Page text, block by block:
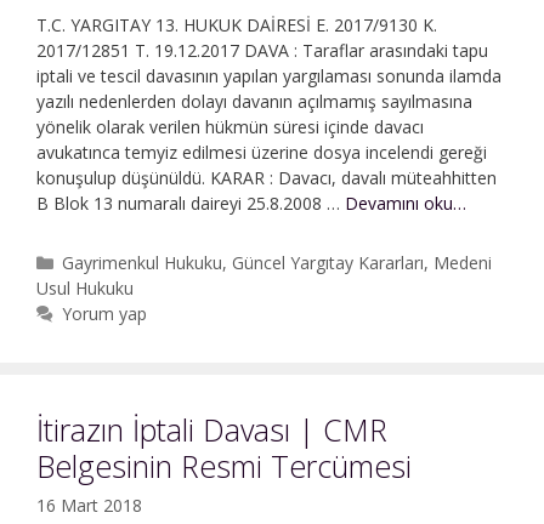
T.C. YARGITAY 13. HUKUK DAİRESİ E. 2017/9130 K.
2017/12851 T. 19.12.2017 DAVA : Taraflar arasındaki tapu
iptali ve tescil davasının yapılan yargılaması sonunda ilamda
yazılı nedenlerden dolayı davanın açılmamış sayılmasına
yönelik olarak verilen hükmün süresi içinde davacı
avukatınca temyiz edilmesi üzerine dosya incelendi gereği
konuşulup düşünüldü. KARAR : Davacı, davalı müteahhitten
B Blok 13 numaralı daireyi 25.8.2008 … Devamını oku…
Kategoriler
Gayrimenkul Hukuku, Güncel Yargıtay Kararları, Medeni
Usul Hukuku
Yorum yap
İtirazın İptali Davası | CMR
Belgesinin Resmi Tercümesi
16 Mart 2018